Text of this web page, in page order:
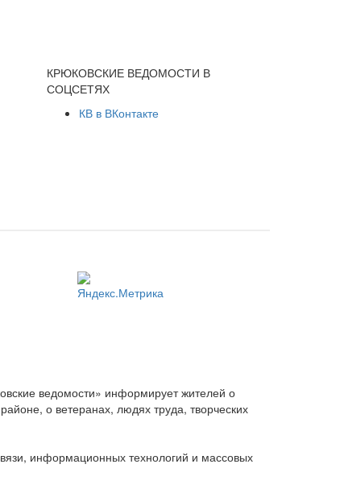
КРЮКОВСКИЕ ВЕДОМОСТИ В
СОЦСЕТЯХ
КВ в ВКонтакте
ведомости» информирует жителей о
о ветеранах, людях труда, творческих
информационных технологий и массовых